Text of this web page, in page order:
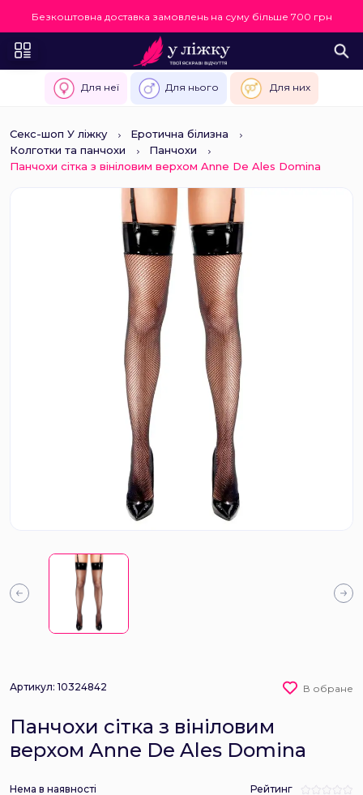
Безкоштовна доставка замовлень на суму більше 700 грн
Для неї Для нього Для них
Секс-шоп У ліжку
Еротична білизна
Колготки та панчохи
Панчохи
Панчохи сітка з вініловим верхом Anne De Ales Domina
Артикул: 10324842 В обране
Панчохи сітка з вініловим
верхом Anne De Ales Domina
Нема в наявності Рейтинг